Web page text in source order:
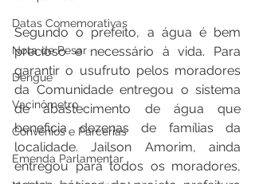
Datas Comemorativas
Nota de Pesar
Dengue
Vacinômetro
Convênios e Parcerias
Emenda Parlamentar
Segundo o prefeito, a água é bem
precioso e necessário à vida. Para
garantir o usufruto pelos moradores
da Comunidade entregou o sistema
de abastecimento de água que
beneficia dezenas de famílias da
localidade. Jailson Amorim, ainda
entregou para todos os moradores,